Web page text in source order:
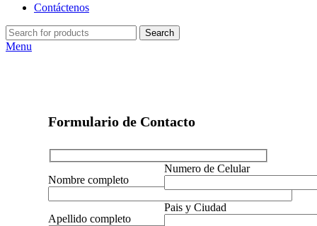
Contáctenos
Search
Menu
Formulario de Contacto
Nombre completo
Apellido completo
Numero de Celular
Pais y Ciudad